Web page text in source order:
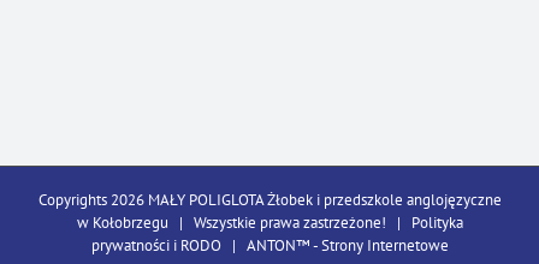
Copyrights 2026 MAŁY POLIGLOTA Żłobek i przedszkole anglojęzyczne
w Kołobrzegu | Wszystkie prawa zastrzeżone! | Polityka
prywatności i RODO| ANTON™ -Strony Internetowe